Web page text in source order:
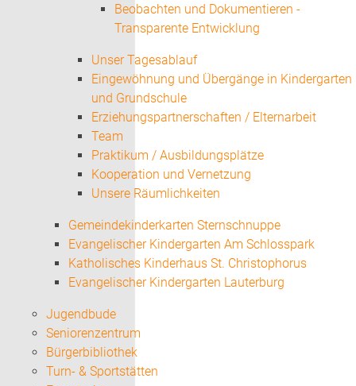
Beobachten und Dokumentieren -
Transparente Entwicklung
Unser Tagesablauf
Eingewöhnung und Übergänge in Kindergarten
und Grundschule
Erziehungspartnerschaften / Elternarbeit
Team
Praktikum / Ausbildungsplätze
Kooperation und Vernetzung
Unsere Räumlichkeiten
Gemeindekinderkarten Sternschnuppe
Evangelischer Kindergarten Am Schlosspark
Katholisches Kinderhaus St. Christophorus
Evangelischer Kindergarten Lauterburg
Jugendbude
Seniorenzentrum
Bürgerbibliothek
Turn- & Sportstätten